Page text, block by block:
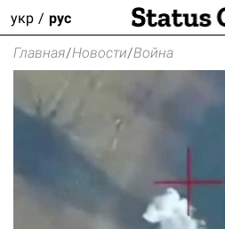
укр рус
Главная/Новости/Война